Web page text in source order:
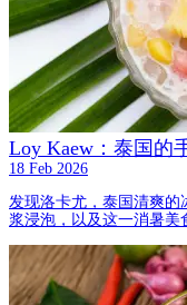
Loy Kaew：泰国的
18 Feb 2026
发现洛卡尤，泰国清爽
浆浸泡，以及这一消暑美